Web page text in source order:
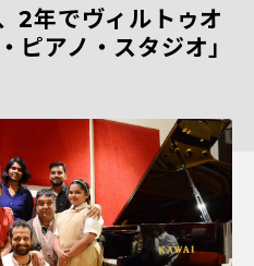
年でヴィルトゥオ
ピアノ・スタジオ」